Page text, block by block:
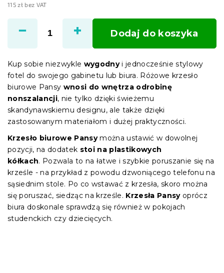
115 zł bez VAT
jednostkowa:
Dodaj do koszyka
Kup sobie niezwykle wygodnyi jednocześnie stylowy
fotel do swojego gabinetu lub biura. Różowe krzesło
biurowe Pansy wnosi do wnętrza odrobinę
nonszalancji, nie tylko dzięki świeżemu
skandynawskiemu designu, ale także dzięki
zastosowanym materiałom i dużej praktyczności.
Krzesło biurowe Pansymożna ustawić w dowolnej
pozycji, na dodatek stoi na plastikowych
kółkach. Pozwala to na łatwe i szybkie poruszanie się na
krześle - na przykład z powodu dzwoniącego telefonu na
sąsiednim stole. Po co wstawać z krzesła, skoro można
się poruszać, siedząc na krześle. Krzesła Pansyoprócz
biura doskonale sprawdzą się również w pokojach
studenckich czy dziecięcych.